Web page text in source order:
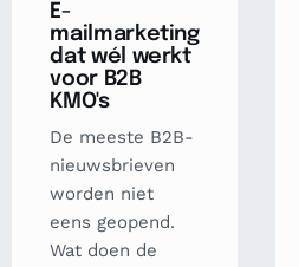
E-
mailmarketing
dat wél werkt
voor B2B
KMO's
De meeste B2B-
nieuwsbrieven
worden niet
eens geopend.
Wat doen de